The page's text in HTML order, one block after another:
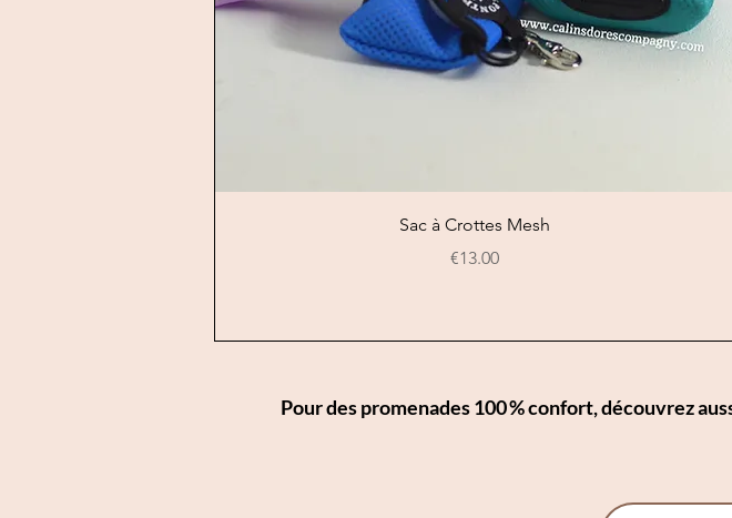
Quick View
Sac à Crottes Mesh
Price
€13.00
Pour des promenades 100 % confort, découvrez